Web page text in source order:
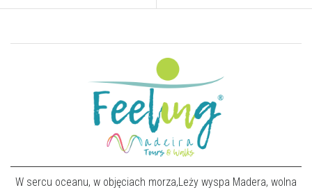
W sercu oceanu, w objęciach morza,Leży wyspa Madera, wolna